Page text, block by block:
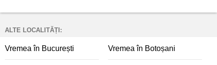
ALTE LOCALITĂȚI:
Vremea în București Vremea în Botoșani